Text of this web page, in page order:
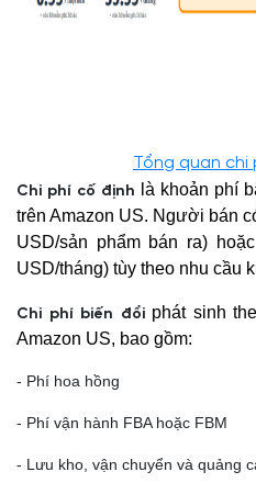
Tổng quan chi
Chi phí cố định
là khoản phí
trên Amazon US. Người bán
USD/sản phẩm bán ra)
USD/tháng) tùy theo nhu cầu
Chi phí biến đổiphát sinh
Amazon US, bao gồm:
- Phí hoa hồng
- Phí vận hành FBA hoặc FBM
- Lưu kho, vận chuyển và quảng